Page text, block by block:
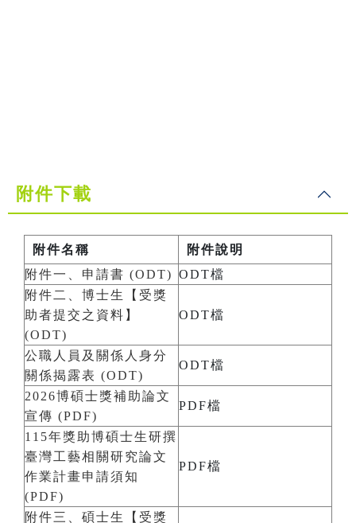
附件下載
附件名稱
附件說明
附件一、申請書 (ODT) ODT檔
附件二、博士生【受獎
助者提交之資料】
(ODT)
ODT檔
公職人員及關係人身分
關係揭露表 (ODT)
ODT檔
2026博碩士獎補助論文
宣傳 (PDF)
PDF檔
115年獎助博碩士生研撰
臺灣工藝相關研究論文
作業計畫申請須知
(PDF)
PDF檔
附件三、碩士生【受獎